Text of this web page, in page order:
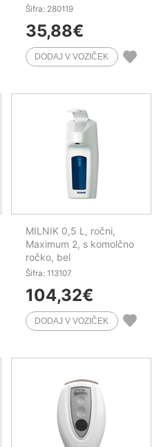
Šifra: 280119
35,88€
MILNIK 0,5 L, ročni,
Maximum 2, s komolčno
ročko, bel
Šifra: 113107
104,32€